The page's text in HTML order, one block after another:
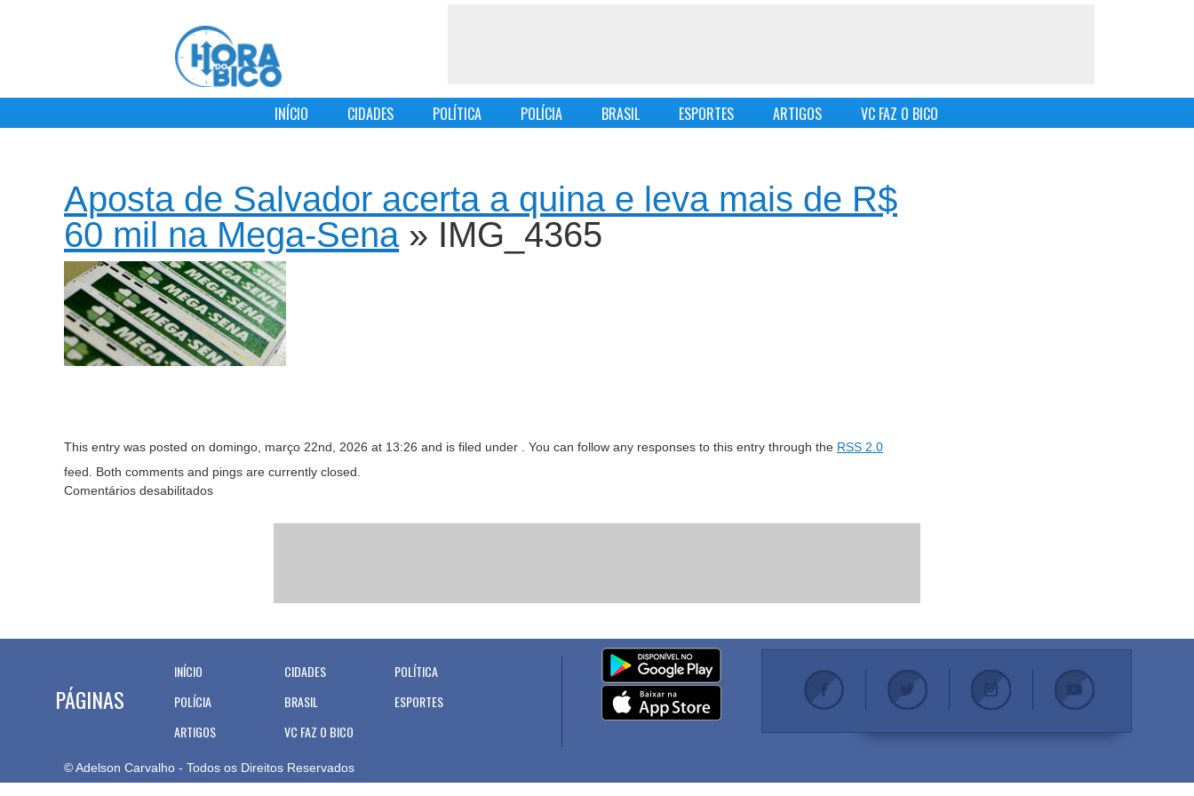
INÍCIO CIDADES POLÍTICA POLÍCIA BRASIL ESPORTES ARTIGOS VC FAZ O BICO
Aposta de Salvador acerta a quina e leva mais de R$
60 mil na Mega-Sena» IMG_4365
This entry was posted on domingo, março 22nd, 2026 at 13:26 and is filed under . You can follow any responses to this entry through the RSS 2.0
feed. Both comments and pings are currently closed.
Comentários desabilitados
PÁGINAS
INÍCIO CIDADES
POLÍTICA
POLÍCIA
BRASIL
ESPORTES
ARTIGOS
VC FAZ O BICO
© Adelson Carvalho - Todos os Direitos Reservados